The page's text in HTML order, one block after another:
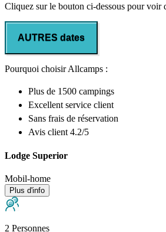
Cliquez sur le bouton ci-dessous pour voir
AUTRES dates
Pourquoi choisir Allcamps :
Plus de 1500 campings
Excellent service client
Sans frais de réservation
Avis client 4.2/5
Lodge Superior
Mobil-home
Plus d'info
2 Personnes